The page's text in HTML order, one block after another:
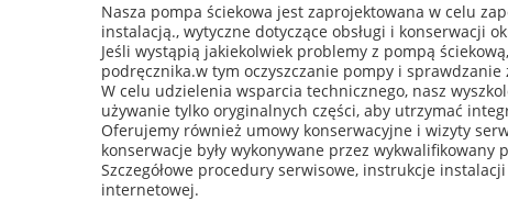
Nasza pompa ściekowa jest zaprojektowana w celu
instalacją., wytyczne dotyczące obsługi i konserwacji
Jeśli wystąpią jakiekolwiek problemy z pompą
podręcznika.w tym oczyszczanie pompy i
W celu udzielenia wsparcia technicznego, nasz
używanie tylko oryginalnych części, aby utrzymać
Oferujemy również umowy konserwacyjne i wizyty
konserwacje były wykonywane przez
Szczegółowe procedury serwisowe, instrukcje
internetowej.